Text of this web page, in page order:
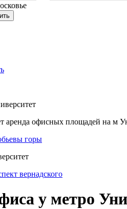
аренда офисных площадей на м
горы
вернадского
у метро